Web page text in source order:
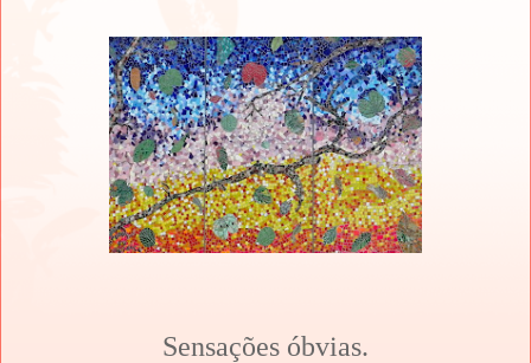
Sensações óbvias.